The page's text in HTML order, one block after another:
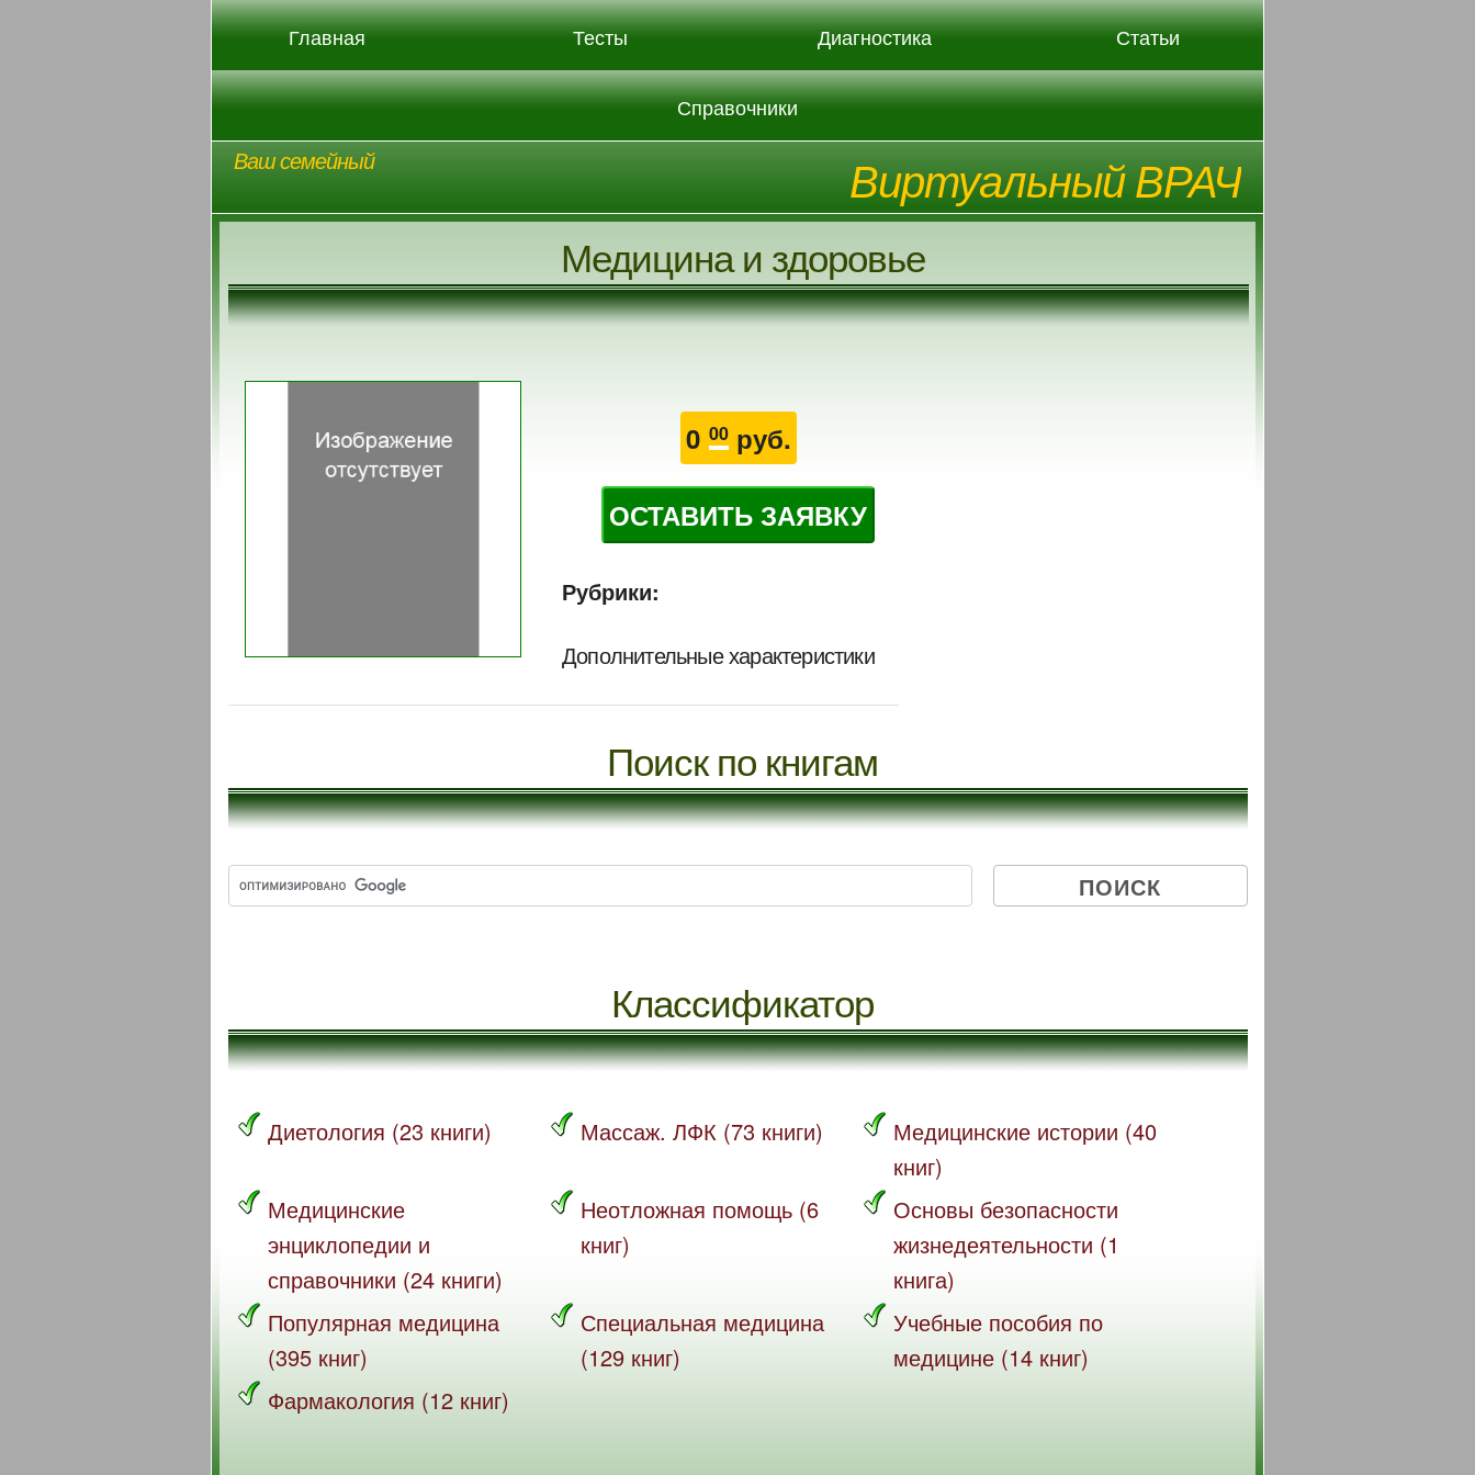
Главная Тесты Диагностика Статьи
Справочники
Ваш семейный Виртуальный ВРАЧ
Медицина и здоровье
0 00руб.
ОСТАВИТЬ ЗАЯВКУ
Рубрики:
Дополнительные характеристики
Поиск по книгам
Классификатор
Диетология (23 книги) Массаж. ЛФК (73 книги)
Медицинские истории (40
книг)
Медицинские
энциклопедии и
справочники (24 книги)
Неотложная помощь (6
книг)
Основы безопасности
жизнедеятельности (1
книга)
Популярная медицина
(395 книг)
Специальная медицина
(129 книг)
Учебные пособия по
медицине (14 книг)
Фармакология (12 книг)